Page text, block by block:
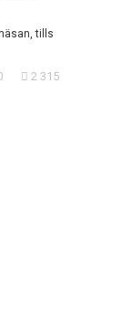
tills
2 315